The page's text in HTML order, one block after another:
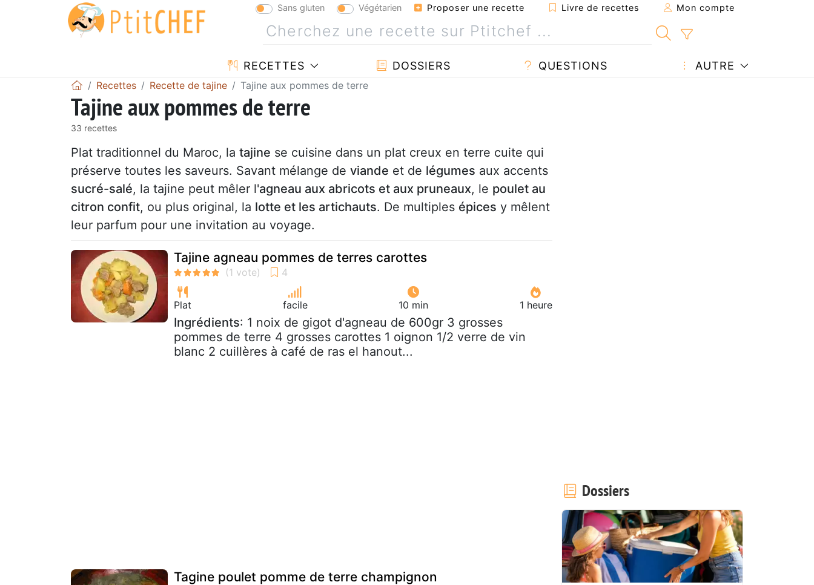
Sans gluten Végétarien Proposer une recette Livre de recettes Mon compte
RECETTES DOSSIERS QUESTIONS AUTRE
Recettes Recette de tajine Tajine aux pommes de terre
Tajine aux pommes de terre
33 recettes
Plat traditionnel du Maroc, la tajine se cuisine dans un plat creux en terre cuite qui
préserve toutes les saveurs. Savant mélange de viande et de légumes aux accents
sucré-salé, la tajine peut mêler l'agneau aux abricots et aux pruneaux, le poulet au
citron confit, ou plus original, la lotte et les artichauts. De multiples épices y mêlent
leur parfum pour une invitation au voyage.
Tajine agneau pommes de terres carottes
Plat facile 10 min 1 heure
Ingrédients: 1 noix de gigot d'agneau de 600gr 3 grosses
pommes de terre 4 grosses carottes 1 oignon 1/2 verre de vin
blanc 2 cuillères à café de ras el hanout...
Tagine poulet pomme de terre champignon
Dossiers